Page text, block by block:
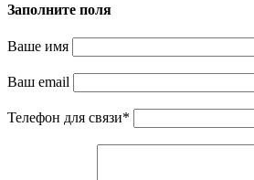
Заполните поля
Ваше имя
Ваш email
Телефон для связи*